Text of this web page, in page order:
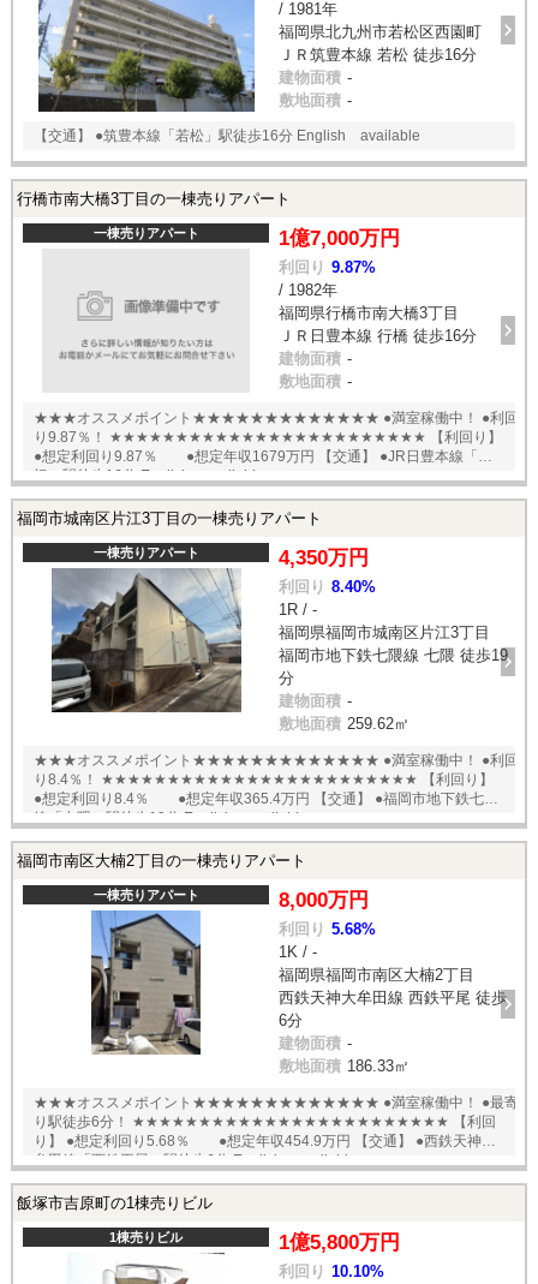
/ 1981年
福岡県北九州市若松区西園町
ＪＲ筑豊本線 若松 徒歩16分
建物面積 -
敷地面積 -
【交通】 ●筑豊本線「若松」駅徒歩16分 English available
行橋市南大橋3丁目の一棟売りアパート
一棟売りアパート 1億7,000万円
利回り 9.87%
/ 1982年
福岡県行橋市南大橋3丁目
ＪＲ日豊本線 行橋 徒歩16分
建物面積 -
敷地面積 -
★★★オススメポイント★★★★★★★★★★★★★ ●満室稼働中！ ●利回
り9.87％！ ★★★★★★★★★★★★★★★★★★★★★★★★ 【利回り】
●想定利回り9.87％ ●想定年収1679万円 【交通】 ●JR日豊本線「行
橋」駅徒歩16分 English available
福岡市城南区片江3丁目の一棟売りアパート
一棟売りアパート 4,350万円
利回り 8.40%
1R / -
福岡県福岡市城南区片江3丁目
福岡市地下鉄七隈線 七隈 徒歩19
分
建物面積 -
敷地面積 259.62㎡
★★★オススメポイント★★★★★★★★★★★★★ ●満室稼働中！ ●利回
り8.4％！ ★★★★★★★★★★★★★★★★★★★★★★★★ 【利回り】
●想定利回り8.4％ ●想定年収365.4万円 【交通】 ●福岡市地下鉄七隈
線「七隈」駅徒歩19分 English available
福岡市南区大楠2丁目の一棟売りアパート
一棟売りアパート 8,000万円
利回り 5.68%
1K / -
福岡県福岡市南区大楠2丁目
西鉄天神大牟田線 西鉄平尾 徒歩
6分
建物面積 -
敷地面積 186.33㎡
★★★オススメポイント★★★★★★★★★★★★★ ●満室稼働中！ ●最寄
り駅徒歩6分！ ★★★★★★★★★★★★★★★★★★★★★★★★ 【利回
り】 ●想定利回り5.68％ ●想定年収454.9万円 【交通】 ●西鉄天神大
牟田線「西鉄平尾」駅徒歩6分 English available
飯塚市吉原町の1棟売りビル
1棟売りビル 1億5,800万円
利回り 10.10%